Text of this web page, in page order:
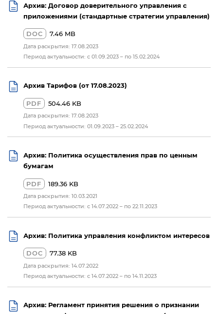
Архив: Договор доверительного управления с
приложениями (стандартные стратегии управления)
DOC 7.46 MB
Дата раскрытия: 17.08.2023
Период актуальности: с 01.09.2023 – по 15.02.2024
Архив Тарифов (от 17.08.2023)
PDF 504.46 KB
Дата раскрытия: 17.08.2023
Период актуальности: 01.09.2023 – 25.02.2024
Архив: Политика осуществления прав по ценным
бумагам
PDF 189.36 KB
Дата раскрытия: 10.03.2021
Период актуальности: с 14.07.2022 – по 22.11.2023
Архив: Политика управления конфликтом интересов
DOC 77.38 KB
Дата раскрытия: 14.07.2022
Период актуальности: с 14.07.2022 – по 14.11.2023
Архив: Регламент принятия решения о признании